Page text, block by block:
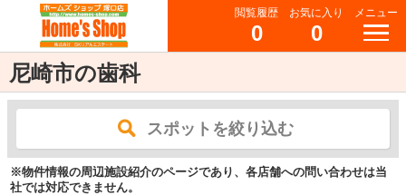
閲覧履歴
0
お気に入り
0
メニュー
尼崎市の歯科
スポットを絞り込む
※物件情報の周辺施設紹介のページであり、各店舗への問い合わせは当
社では対応できません。